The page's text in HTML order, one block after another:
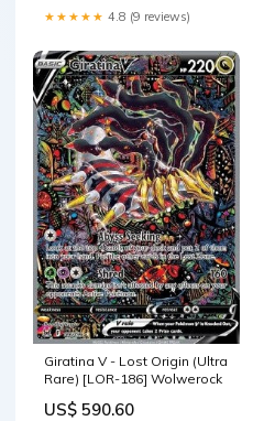
★★★★★ 4.8 (9 reviews)
Giratina V - Lost Origin (Ultra
Rare) [LOR-186] Wolwerock
US$ 590.60